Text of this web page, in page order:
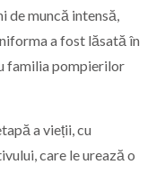
de muncă intensă,
a fost lăsată în
familia pompierilor
a vieții, cu
care le urează o